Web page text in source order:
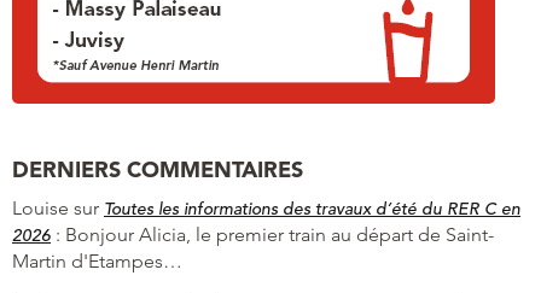
DERNIERS COMMENTAIRES
Louise sur Toutes les informations des travaux d’été du RER C en
2026 : Bonjour Alicia, le premier train au départ de Saint-
Martin d'Etampes…